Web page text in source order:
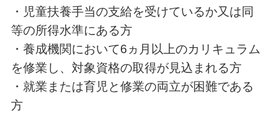
・児童扶養手当の支給を受けているか又は同
等の所得水準にある方
・養成機関において6ヵ月以上のカリキュラム
を修業し、対象資格の取得が見込まれる方
・就業または育児と修業の両立が困難である
方